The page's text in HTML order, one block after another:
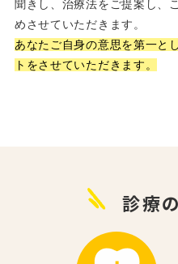
聞きし、治療法をご提案し、
めさせていただきます。
あなたご自身の意思を第一と
トをさせていただきます。
診療